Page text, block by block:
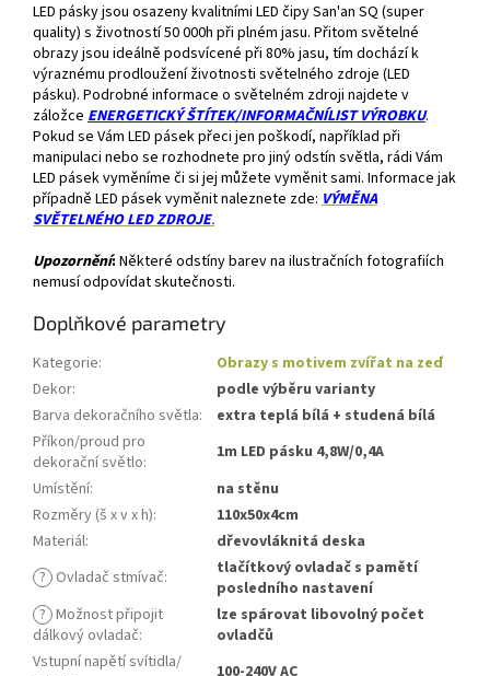
LED pásky jsou osazeny kvalitními LED čipy San'an SQ (super
quality) s životností 50 000h při plném jasu. Přitom světelné
obrazy jsou ideálně podsvícené při 80% jasu, tím dochází k
výraznému prodloužení životnosti světelného zdroje (LED
pásku). Podrobné informace o světelném zdroji najdete v
záložce ENERGETICKÝ ŠTÍTEK/INFORMAČNÍLIST VÝROBKU.
Pokud se Vám LED pásek přeci jen poškodí, například při
manipulaci nebo se rozhodnete pro jiný odstín světla, rádi Vám
LED pásek vyměníme či si jej můžete vyměnit sami. Informace jak
případně LED pásek vyměnit naleznete zde: VÝMĚNA
SVĚTELNÉHO LED ZDROJE.
Upozornění: Některé odstíny barev na ilustračních fotografiích
nemusí odpovídat skutečnosti.
Doplňkové parametry
Kategorie:
Obrazy s motivem zvířat na zeď
Dekor:
podle výběru varianty
Barva dekoračního světla:
extra teplá bílá + studená bílá
Příkon/proud pro
dekorační světlo:
1m LED pásku 4,8W/0,4A
Umístění:
na stěnu
Rozměry (š x v x h):
110x50x4cm
Materiál:
dřevovláknitá deska
? Ovladač stmívač:
tlačítkový ovladač s pamětí
posledního nastavení
? Možnost připojit
dálkový ovladač:
lze spárovat libovolný počet
ovladčů
Vstupní napětí svítidla/